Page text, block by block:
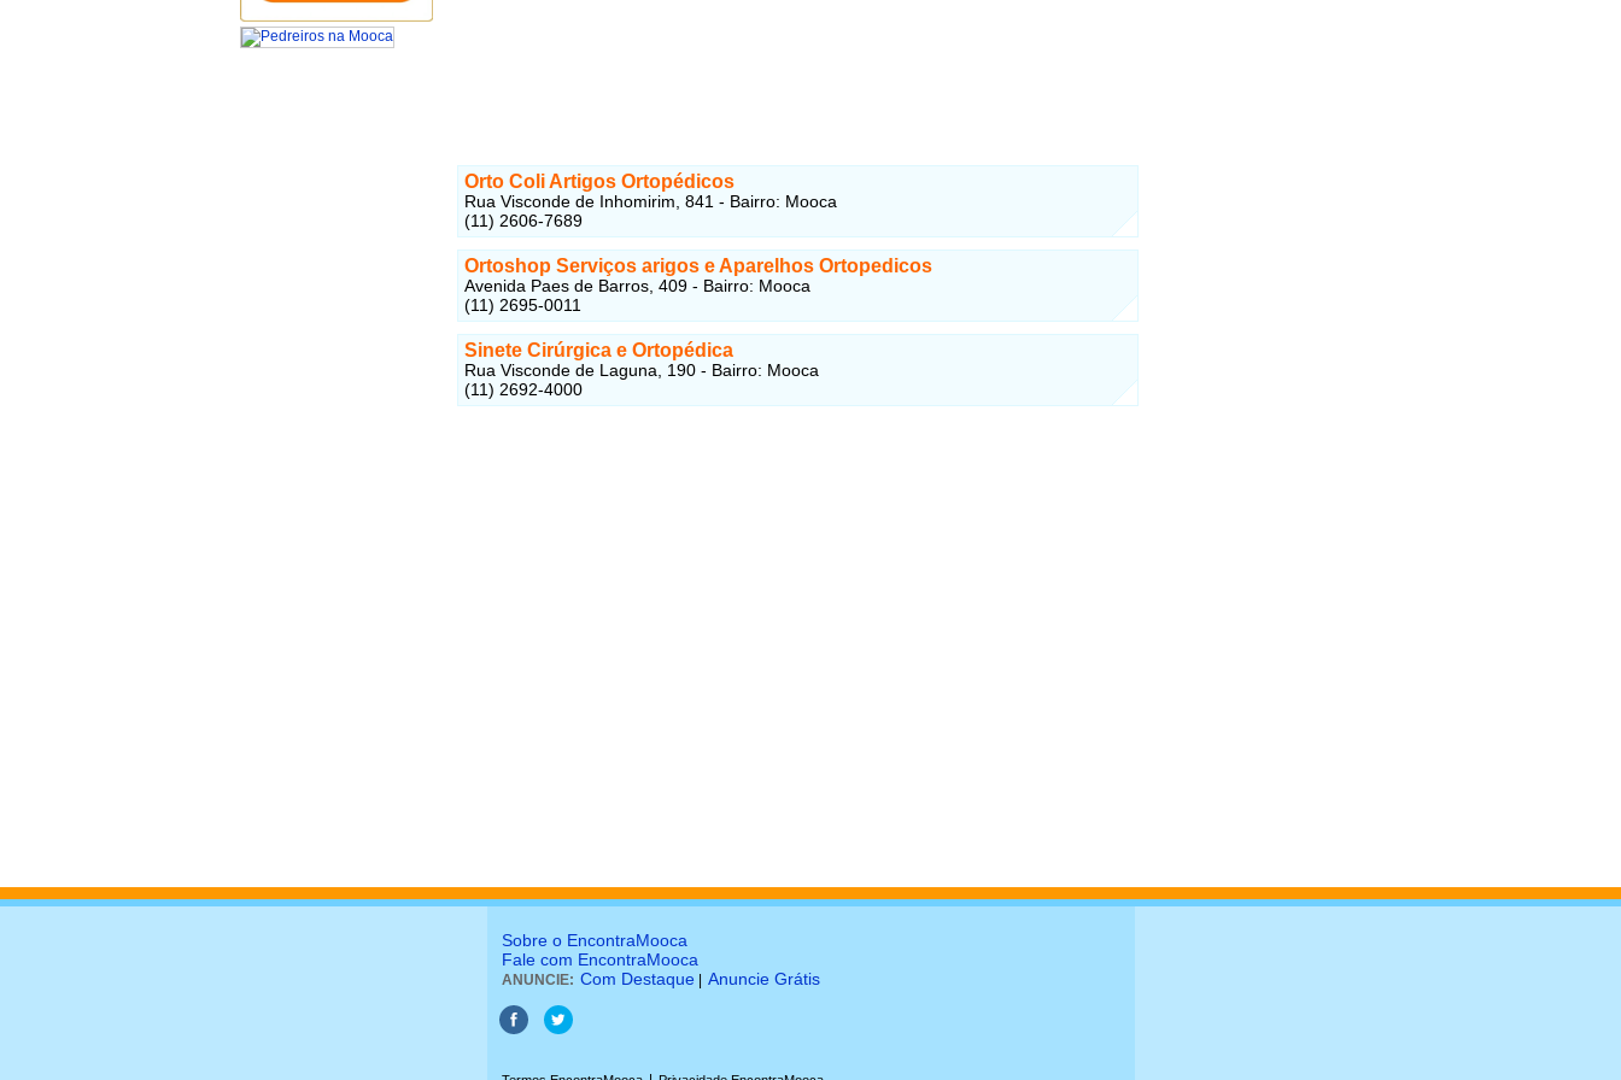
Orto Coli Artigos Ortopédicos
Rua Visconde de Inhomirim, 841 - Bairro: Mooca
(11) 2606-7689
Ortoshop Serviços arigos e Aparelhos Ortopedicos
Avenida Paes de Barros, 409 - Bairro: Mooca
(11) 2695-0011
Sinete Cirúrgica e Ortopédica
Rua Visconde de Laguna, 190 - Bairro: Mooca
(11) 2692-4000
Sobre o EncontraMooca
Fale com EncontraMooca
ANUNCIE: Com Destaque Anuncie Grátis